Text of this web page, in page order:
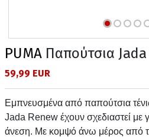
PUMA Παπούτσια
59,99 EUR
Εμπνευσμένα από παπούτσια
Jada Renew έχουν σχεδιαστεί με
άνεση. Με κομψό άνω μέρος από